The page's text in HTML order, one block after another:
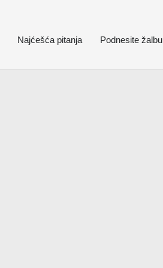
Najćešća pitanja Podnesite žalbu